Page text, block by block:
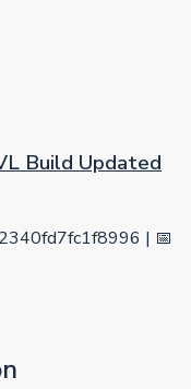
Build Updated
| 📅